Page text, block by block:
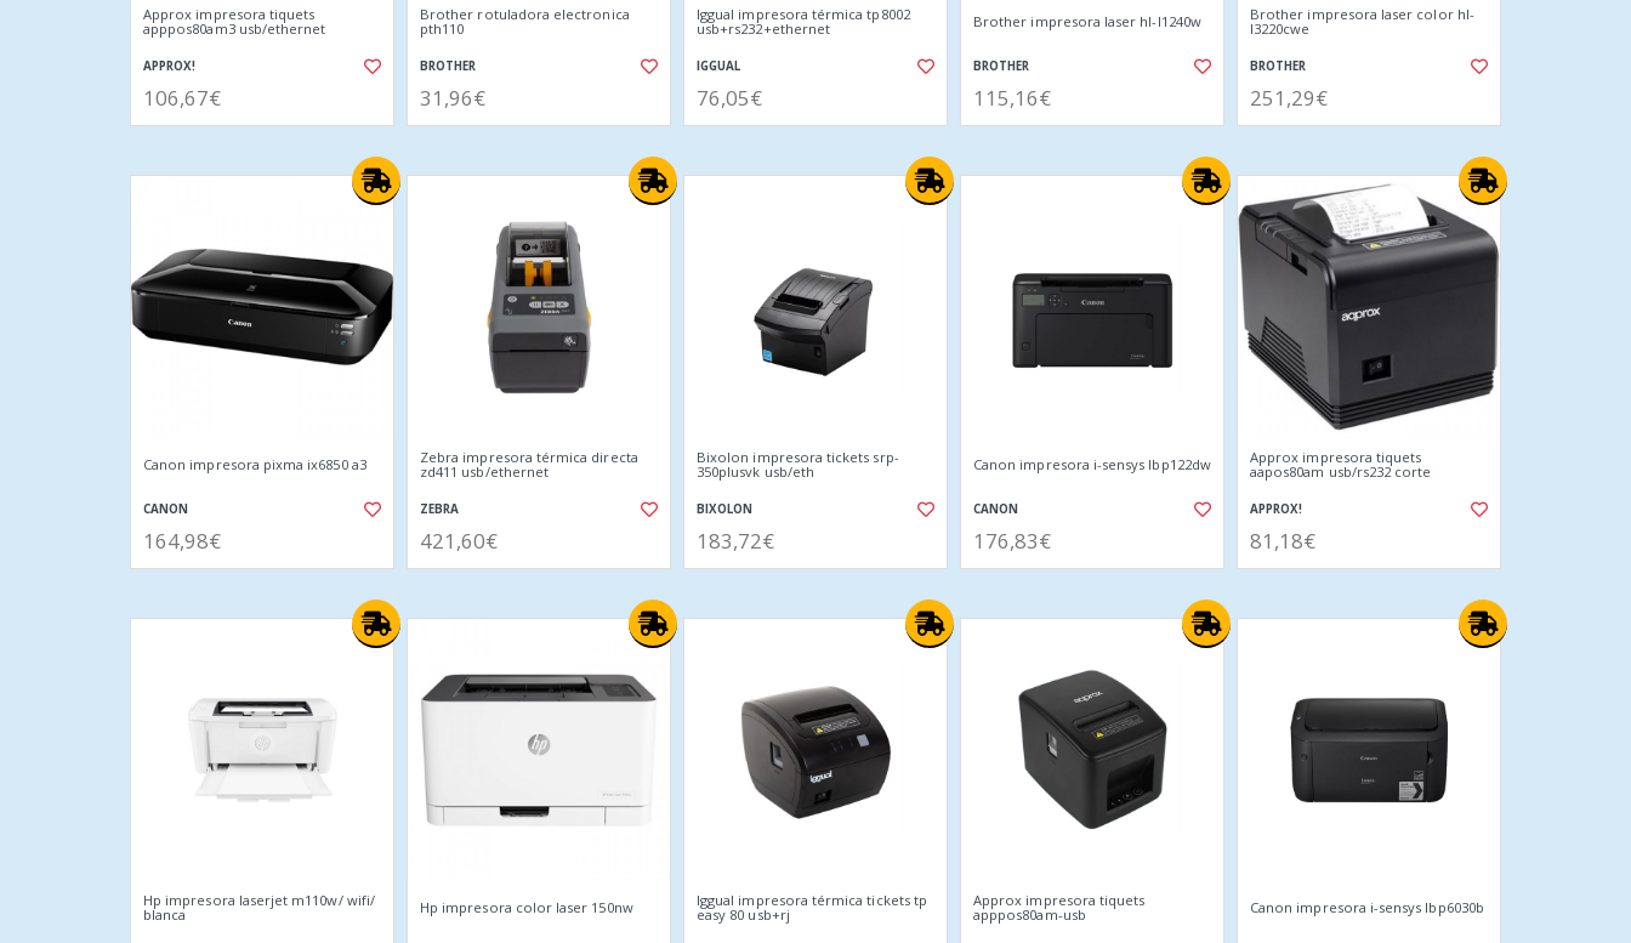
Approx impresora tiquets
apppos80am3 usb/ethernet
APPROX!
106,67€
Brother rotuladora electronica
pth110
BROTHER
31,96€
Iggual impresora térmica tp8002
usb+rs232+ethernet
IGGUAL
76,05€
Brother impresora laser hl-l1240w
BROTHER
115,16€
Brother impresora laser color hl-
l3220cwe
BROTHER
251,29€
Canon impresora pixma ix6850 a3
CANON
164,98€
Zebra impresora térmica directa
zd411 usb/ethernet
ZEBRA
421,60€
Bixolon impresora tickets srp-
350plusvk usb/eth
BIXOLON
183,72€
Canon impresora i-sensys lbp122dw
CANON
176,83€
Approx impresora tiquets
aapos80am usb/rs232 corte
APPROX!
81,18€
Hp impresora laserjet m110w/ wifi/
blanca
Hp impresora color laser 150nw
Iggual impresora térmica tickets tp
easy 80 usb+rj
Approx impresora tiquets
apppos80am-usb
Canon impresora i-sensys lbp6030b